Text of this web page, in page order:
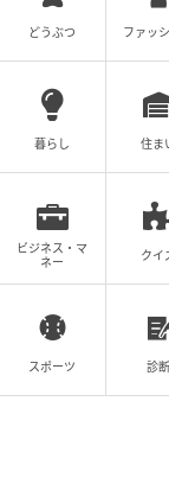
どうぶつ ファッ
暮らし 住ま
ビジネス・マ
ネー
クイ
スポーツ 診断